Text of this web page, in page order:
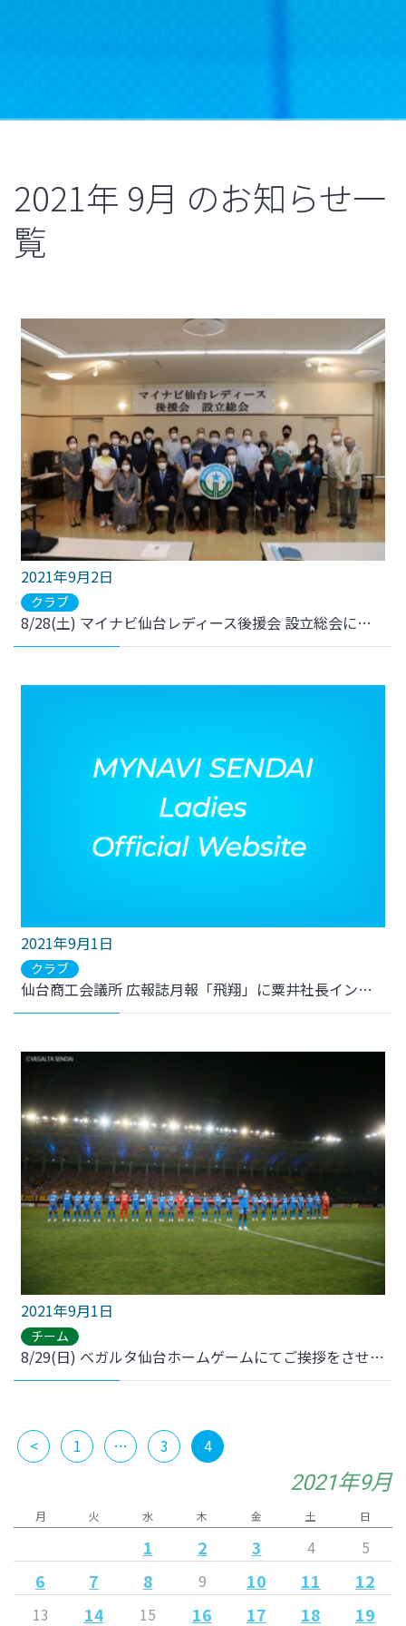
2021年 9月 のお知らせ一
覧
2021年9月2日
クラブ
8/28(土) マイナビ仙台レディース後援会 設立総会に出席
2021年9月1日
クラブ
仙台商工会議所 広報誌月報「飛翔」に粟井社長インタビュー掲載
2021年9月1日
チーム
8/29(日) ベガルタ仙台ホームゲームにてご挨拶をさせていただきました
< 1 … 3 4
2021年9月
月 火 水 木 金 土 日
1 2 3 4 5
6 7 8 9 10 11 12
13 14 15 16 17 18 19